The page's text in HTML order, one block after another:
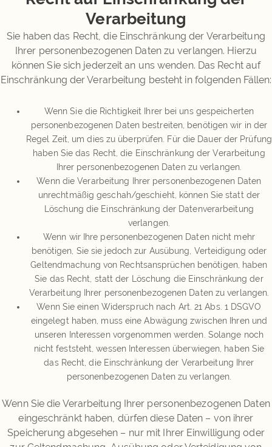
Verarbeitung
Sie haben das Recht, die Einschränkung der Verarbeitung
Ihrer personenbezogenen Daten zu verlangen. Hierzu
können Sie sich jederzeit an uns wenden. Das Recht auf
Einschränkung der Verarbeitung besteht in folgenden Fällen:
Wenn Sie die Richtigkeit Ihrer bei uns gespeicherten
personenbezogenen Daten bestreiten, benötigen wir in der
Regel Zeit, um dies zu überprüfen. Für die Dauer der Prüfung
haben Sie das Recht, die Einschränkung der Verarbeitung
Ihrer personenbezogenen Daten zu verlangen.
Wenn die Verarbeitung Ihrer personenbezogenen Daten
unrechtmäßig geschah/geschieht, können Sie statt der
Löschung die Einschränkung der Datenverarbeitung
verlangen.
Wenn wir Ihre personenbezogenen Daten nicht mehr
benötigen, Sie sie jedoch zur Ausübung, Verteidigung oder
Geltendmachung von Rechtsansprüchen benötigen, haben
Sie das Recht, statt der Löschung die Einschränkung der
Verarbeitung Ihrer personenbezogenen Daten zu verlangen.
Wenn Sie einen Widerspruch nach Art. 21 Abs. 1 DSGVO
eingelegt haben, muss eine Abwägung zwischen Ihren und
unseren Interessen vorgenommen werden. Solange noch
nicht feststeht, wessen Interessen überwiegen, haben Sie
das Recht, die Einschränkung der Verarbeitung Ihrer
personenbezogenen Daten zu verlangen.
Wenn Sie die Verarbeitung Ihrer personenbezogenen Daten
eingeschränkt haben, dürfen diese Daten – von ihrer
Speicherung abgesehen – nur mit Ihrer Einwilligung oder